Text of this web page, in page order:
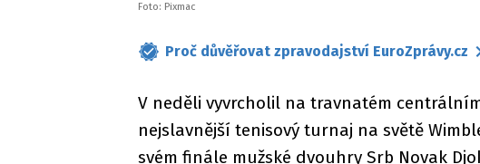
Foto: Pixmac
Proč důvěřovat zpravodajství EuroZprávy.cz
V neděli vyvrcholil na travnatém
nejslavnější tenisový turnaj na světě
svém finále mužské dvouhry Srb Novak